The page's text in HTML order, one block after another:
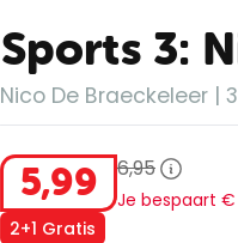
Sports 3:
Nico De Braeckeleer |
5,99 6,95
Je bespaart €
2+1 Gratis